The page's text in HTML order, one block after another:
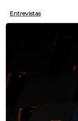
Entrevistas